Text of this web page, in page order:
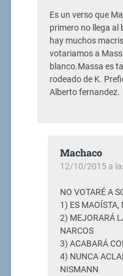
Es un verso que
primero no llega al
hay muchos
votariamos a
blanco.Massa es
rodeado de K.
Alberto fernandez.
Machaco
12/10/2015 a
NO VOTARÉ A
1) ES MAOÍSTA,
2) MEJORARÁ
NARCOS
3) ACABARÁ
4) NUNCA
NISMANN